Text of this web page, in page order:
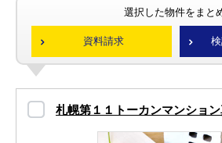
選択した物件をまと
資料請求
札幌第１１トーカンマンショ